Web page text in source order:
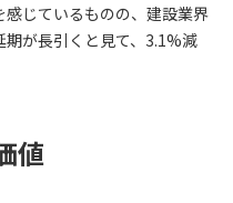
じているものの、建設業界
が長引くと見て、3.1%減
値